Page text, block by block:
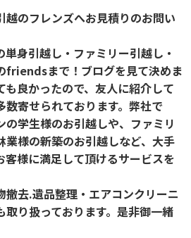
越のフレンズへお見積りのお問い
身引越し・ファミリー引越し・
friendsまで！ブログを見て決めま
も良かったので、友人に紹介して
数寄せられております。弊社で
の学生様のお引越しや、ファミリ
業様の新築のお引越しなど、大手
様に満足して頂けるサービスを
撤去.遺品整理・エアコンクリーニ
取り扱っております。是非御一緒